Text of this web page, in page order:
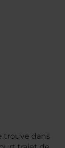
trouve dans